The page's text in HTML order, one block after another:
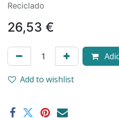
Reciclado
26,53 €
Add to wishlist